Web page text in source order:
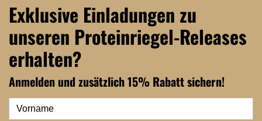
Exklusive Einladungen zu
unseren Proteinriegel-Releases
erhalten?
Anmelden und zusätzlich 15% Rabatt sichern!